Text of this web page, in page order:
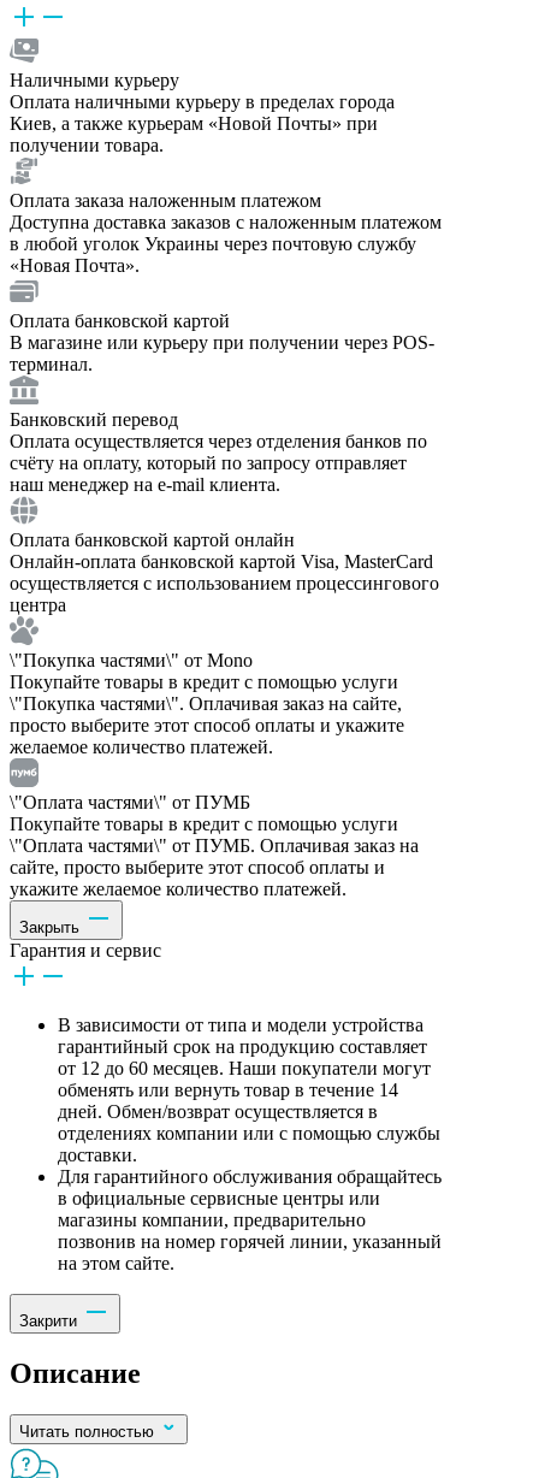
Наличными курьеру
Оплата наличными курьеру в пределах города
Киев, а также курьерам «Новой Почты» при
получении товара.
Оплата заказа наложенным платежом
Доступна доставка заказов с наложенным платежом
в любой уголок Украины через почтовую службу
«Новая Почта».
Оплата банковской картой
В магазине или курьеру при получении через POS-
терминал.
Банковский перевод
Оплата осуществляется через отделения банков по
счёту на оплату, который по запросу отправляет
наш менеджер на e-mail клиента.
Оплата банковской картой онлайн
Онлайн-оплата банковской картой Visa, MasterCard
осуществляется с использованием процессингового
центра
\"Покупка частями\" от Mono
Покупайте товары в кредит с помощью услуги
\"Покупка частями\". Оплачивая заказ на сайте,
просто выберите этот способ оплаты и укажите
желаемое количество платежей.
\"Оплата частями\" от ПУМБ
Покупайте товары в кредит с помощью услуги
\"Оплата частями\" от ПУМБ. Оплачивая заказ на
сайте, просто выберите этот способ оплаты и
укажите желаемое количество платежей.
Закрыть
Гарантия и сервис
В зависимости от типа и модели устройства
гарантийный срок на продукцию составляет
от 12 до 60 месяцев. Наши покупатели могут
обменять или вернуть товар в течение 14
дней. Обмен/возврат осуществляется в
отделениях компании или с помощью службы
доставки.
Для гарантийного обслуживания обращайтесь
в официальные сервисные центры или
магазины компании, предварительно
позвонив на номер горячей линии, указанный
на этом сайте.
Закрити
Описание
Читать полностью